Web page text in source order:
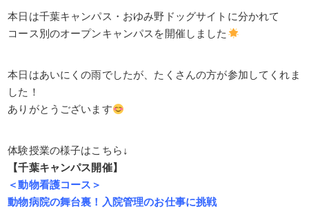
本日は千葉キャンパス・おゆみ野ドッグサイトに分かれて
コース別のオープンキャンパスを開催しました
本日はあいにくの雨でしたが、たくさんの方が参加してくれま
した！
ありがとうございます
体験授業の様子はこちら↓
【千葉キャンパス開催】
＜動物看護コース＞
動物病院の舞台裏！入院管理のお仕事に挑戦